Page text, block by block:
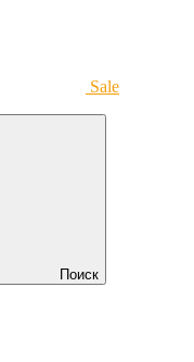
Sale
Поиск